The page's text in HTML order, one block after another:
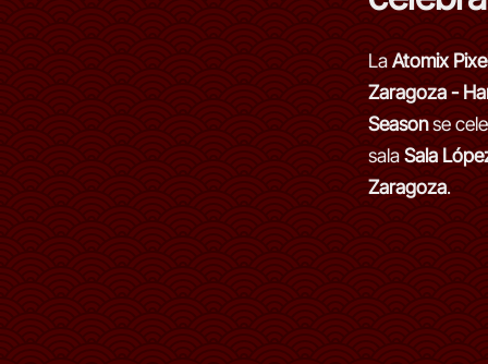
LaAtomix
Zaragoza -
Seasonse
salaSala
Zaragoza.